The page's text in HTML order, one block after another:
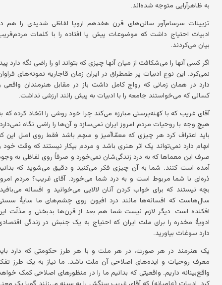
به ظاهرآرایی متوجه شده‌اند.
تزیینات سرسام‌آور سالن‌های قرن هفدهم اروپا لفاظی شدیدی را هم
ادبیات احتیاج داشت که موضوعات پیش پا افتاده را با کلمات
بیان می‌کردند.
اگر کسی آنها را می‌شکافت از میان آنها چیزی که بتواند او را راضی نگه دارد
نمی‌کرد. این نوع ادبیات پر طمطراق در ایران زمان قاجاریه نمونه‌های
دارد در همان زمانی که رواج کامل داشت باز در مقابل هنرمندان واقعی
کسانی که می‌خواستند جامعه را با ادبیات به پیش رانند ارزشی نداشت.
آقای غریب که با کهنه‌پرستی مبارزه می‌کند چرا خود روشی را اتخاذ کرده که
هیچ وجه با روحیات مردم امروز ایران نمی‌سازد و آن‌ها را راضی نگاه
باید اعتراف کرد هر چیزی که معمّاآمیز و مبهم باشد فقط روی اصل این
ابهام دارد نمی‌تواند یک اثر هنری باشد و مردم بیکار نیستند که وقت خود
صرف این معماها که به درد زندگی‌شان نمی‌خورد و صرفاً روی لفاظی به
آمده است کنند. شما به آن چیزی فکر می‌کنید و دقیق می‌شوید که
ذره‌ای با شما مربوط است و به درد شما می‌خورد. آقای غریب؟ مردم
بچه نیستند که برای خواب کردن آنان لالایی می‌خوانید و افسانه
سال‌هاست که افسانه‌ها مانند درد افیون روی چشم‌های ما سایهٔ
افکنده است. دیگر لازم نیست شما هم بعد از قرن‌ها بدبختی و مذلّت
ادویهٔ مخدره را برای ملت ایران که احتیاج به یک جنبش در زندگی
دارد سوغات بیاورید.
یک هنرمند در هر صورت، در هر ملت و با هر طرز حکومتی که دارد
معرف روحیات و ایده‌های اصلاحی آن ملت باشد. ما نیاز به یک طرز
واقع‌بینانه داریم. واقعیتی که بدانیم ما را در منظورهای اصلاحی کمک
کرد. ادبیات (عامیانه) که آقای غریب سنگش را به سینه می‌زنند گویا یک